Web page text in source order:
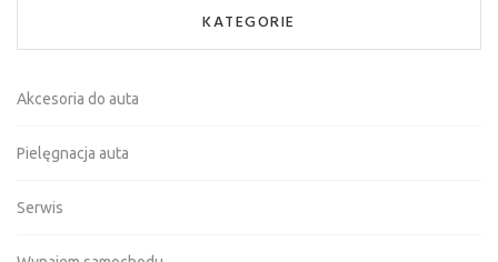
KATEGORIE
Akcesoria do auta
Pielęgnacja auta
Serwis